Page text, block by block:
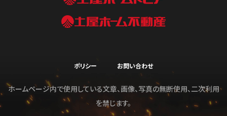
ポリシー お問い合わせ
ホームページ内で使用している文章、画像、写真の無断使用、二次利用
を禁じます。